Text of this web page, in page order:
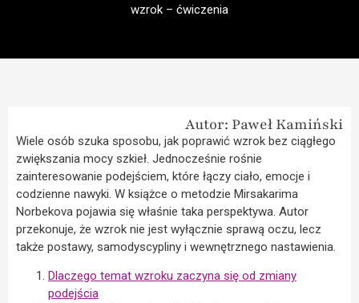
wzrok – ćwiczenia
Autor: Paweł Kamiński
Wiele osób szuka sposobu, jak poprawić wzrok bez ciągłego
zwiększania mocy szkieł. Jednocześnie rośnie
zainteresowanie podejściem, które łączy ciało, emocje i
codzienne nawyki. W książce o metodzie Mirsakarima
Norbekova pojawia się właśnie taka perspektywa. Autor
przekonuje, że wzrok nie jest wyłącznie sprawą oczu, lecz
także postawy, samodyscypliny i wewnętrznego nastawienia.
Dlaczego temat wzroku zaczyna się od zmiany
podejścia